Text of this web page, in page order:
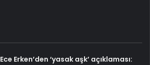
Ece Erken’den ‘yasak aşk’ açıklaması: